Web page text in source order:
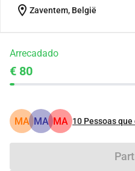
location_on Zaventem, België
Arrecadado
€ 80
MA MA MA 10 Pessoas